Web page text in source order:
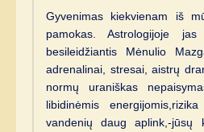
Gyvenimas kiekvienam iš
pamokas. Astrologijoje
besileidžiantis Mėnulio
adrenalinai, stresai, aistrų
normų uraniškas
libidinėmis
vandenių daug aplink,-jūsų